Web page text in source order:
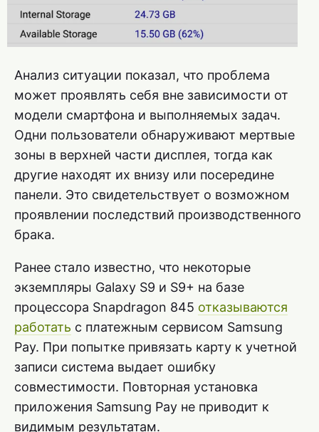
Анализ ситуации показал, что проблема
может проявлять себя вне зависимости от
модели смартфона и выполняемых задач.
Одни пользователи обнаруживают мертвые
зоны в верхней части дисплея, тогда как
другие находят их внизу или посередине
панели. Это свидетельствует о возможном
проявлении последствий производственного
брака.
Ранее стало известно, что некоторые
экземпляры Galaxy S9 и S9+ на базе
процессора Snapdragon 845 отказываются
работать с платежным сервисом Samsung
Pay. При попытке привязать карту к учетной
записи система выдает ошибку
совместимости. Повторная установка
приложения Samsung Pay не приводит к
видимым результатам.